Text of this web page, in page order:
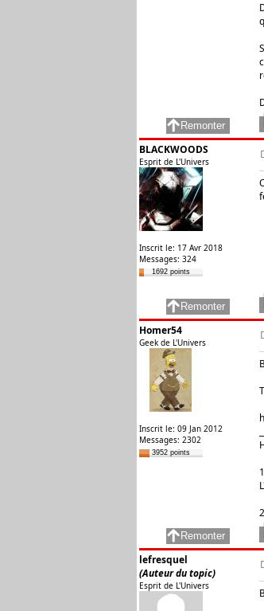
BLACKWOODS
Esprit de L'Univers
Inscrit le: 17 Avr 2018
Messages: 324
1692 points
Homer54
Geek de L'Univers
Inscrit le: 09 Jan 2012
Messages: 2302
3952 points
lefresquel
(Auteur du topic)
Esprit de L'Univers